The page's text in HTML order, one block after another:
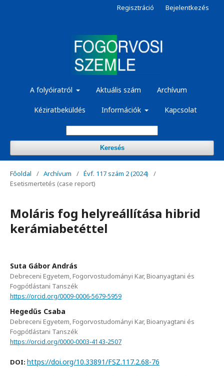
A folyóiratról Aktuális szám Archívum
Kéziratbeküldés Információk Kapcsolat
Keresés
Regisztráció Bejelentkezés
Főoldal / Archívum / Évf. 117 szám 2 (2024)
/
Esetismertetés (case report)
Moláris fog helyreállítása hibrid
kerámiabetéttel
Suta Gábor András
Debreceni Egyetem, Fogorvostudományi Kar, Bioanyagtani és
Fogpótlástani Tanszék
https://orcid.org/0009-0006-5679-5959
Hegedűs Csaba
Debreceni Egyetem, Fogorvostudományi Kar, Bioanyagtani és
Fogpótlástani Tanszék
https://orcid.org/0000-0003-4143-2507
DOI: https://doi.org/10.33891/FSZ.117.2.68-76